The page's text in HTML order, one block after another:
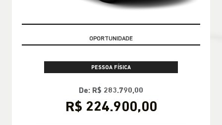
PESSOA FÍSICA
De: R$ 283.790,00
R$ 224.900,00